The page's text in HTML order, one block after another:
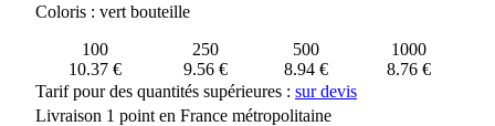
Coloris : vert bouteille
100
250 500
1000
10.37 €
9.56 € 8.94 €
8.76 €
Tarif pour des quantités supérieures : sur devis
Livraison 1 point en France métropolitaine